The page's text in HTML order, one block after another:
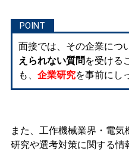
面接では、その企業につ
えられない質問 を受ける
も、 企業研究を事前にし
また、工作機械業界・電
研究や選考対策に関する情